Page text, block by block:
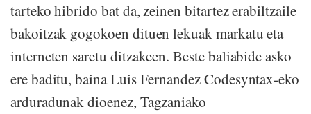
tarteko hibrido bat da, zeinen bitartez erabiltzaile
bakoitzak gogokoen dituen lekuak markatu eta
interneten saretu ditzakeen. Beste baliabide asko
ere baditu, baina Luis Fernandez Codesyntax-eko
arduradunak dioenez, Tagzaniako